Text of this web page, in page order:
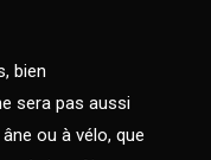
bien
sera pas aussi
ou à vélo, que